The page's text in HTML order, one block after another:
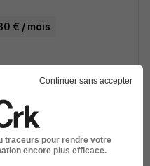
€ / mois
Continuer sans accepter
traceurs pour rendre votre
encore plus efficace.